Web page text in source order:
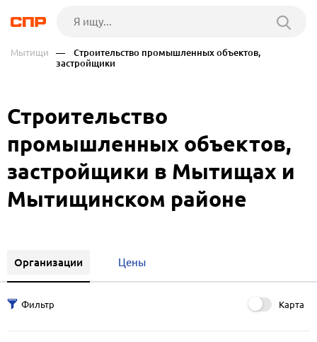
Мытищи
— Строительство промышленных объектов,
застройщики
Строительство
промышленных объектов,
застройщики в Мытищах и
Мытищинском районе
Организации Цены
Карта